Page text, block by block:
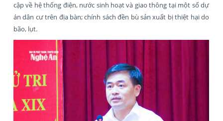
cập về hệ thống điện, nước sinh hoạt và giao thông tại một số dự
án dân cư trên địa bàn; chính sách đền bù sản xuất bị thiệt hại do
bão, lụt.